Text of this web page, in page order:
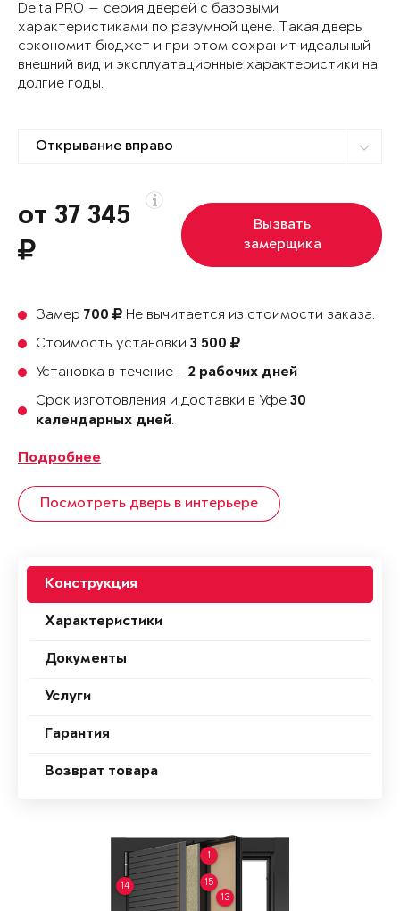
Delta PRO — серия дверей с базовыми
характеристиками по разумной цене. Такая дверь
сэкономит бюджет и при этом сохранит идеальный
внешний вид и эксплуатационные характеристики на
долгие годы.
от 37 345
Вызвать
замерщика
Замер 700
Не вычитается из стоимости заказа.
Стоимость установки 3 500
Установка в течение - 2 рабочих дней
Срок изготовления и доставки в Уфе 30
календарных дней.
Подробнее
Посмотреть дверь в интерьере
Конструкция
Характеристики
Документы
Услуги
Гарантия
Возврат товара
1
13
14 15